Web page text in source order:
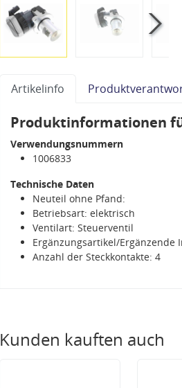
Artikelinfo
Produktinformationen
Verwendungsnummern
1006833
Technische Daten
Neuteil ohne Pfand:
Betriebsart: elektrisch
Ventilart: Steuerventil
Ergänzungsartikel/Ergänzende
Anzahl der Steckkontakte: 4
Kunden kauften auch